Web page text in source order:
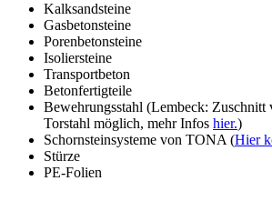
Kalksandsteine
Gasbetonsteine
Porenbetonsteine
Isoliersteine
Transportbeton
Betonfertigteile
Bewehrungsstahl (Lembeck: Zuschnitt
Torstahl möglich, mehr Infos hier.)
Schornsteinsysteme von TONA (Hier
Stürze
PE-Folien